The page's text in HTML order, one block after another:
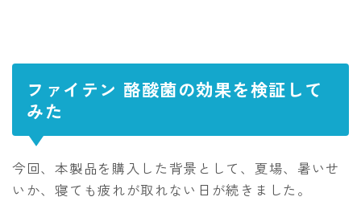
ファイテン 酪酸菌の効果を検証して
みた
今回、本製品を購入した背景として、夏場、暑いせ
いか、寝ても疲れが取れない日が続きました。